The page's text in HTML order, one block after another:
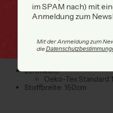
Linksseitig waschen
Zertifikate:
Oeko-Tex Standard
Stoffbreite: 150cm
im SPAM nach) mit
Anmeldung zum
Mit der Anmeldung zum
die